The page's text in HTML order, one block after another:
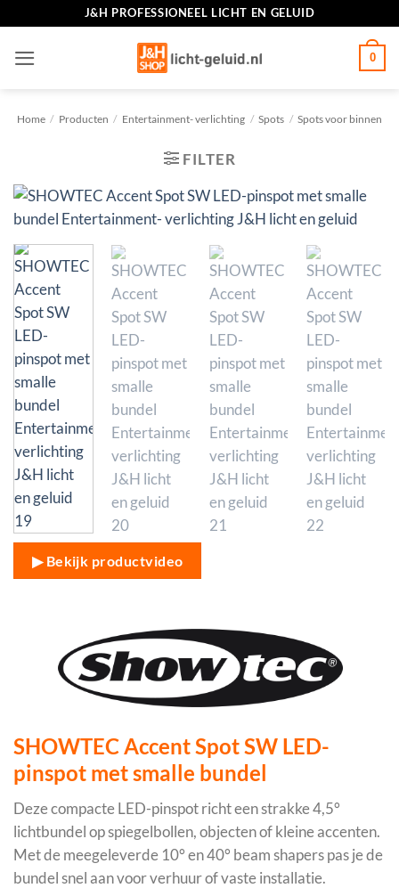
inhoud
J&H PROFESSIONEEL LICHT EN GELUID
0
Home / Producten / Entertainment- verlichting / Spots / Spots voor binnen
FILTER
▶ Bekijk productvideo
SHOWTEC Accent Spot SW LED-
pinspot met smalle bundel
Deze compacte LED-pinspot richt een strakke 4,5°
lichtbundel op spiegelbollen, objecten of kleine accenten.
Met de meegeleverde 10° en 40° beam shapers pas je de
bundel snel aan voor verhuur of vaste installatie.